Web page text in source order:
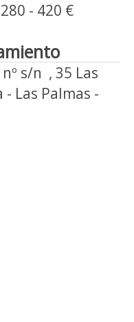
- 420 €
s/n , 35 Las
Las Palmas -